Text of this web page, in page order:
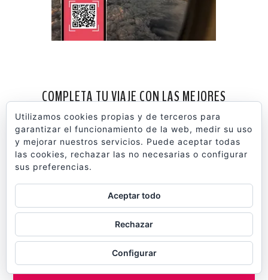
COMPLETA TU VIAJE CON LAS MEJORES
EXCURSIONES Y ACTIVIDADES
Utilizamos cookies propias y de terceros para
garantizar el funcionamiento de la web, medir su uso
y mejorar nuestros servicios. Puede aceptar todas
las cookies, rechazar las no necesarias o configurar
sus preferencias.
Aceptar todo
Rechazar
Configurar